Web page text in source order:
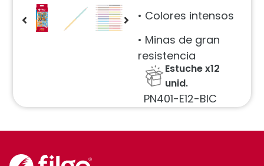
• Colores intensos
• Minas de gran
resistencia
Estuche x12
unid.
PN401-E12-BIC